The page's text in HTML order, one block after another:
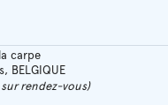
carpe
BELGIQUE
rendez-vous)